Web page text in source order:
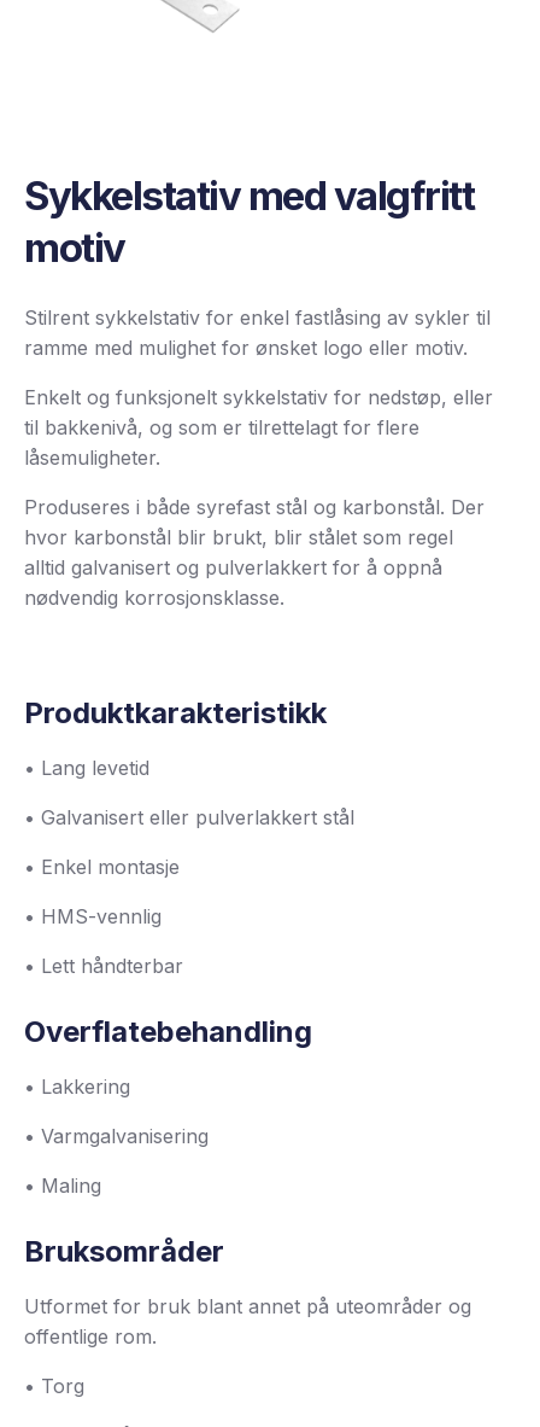
Sykkelstativ med valgfritt
motiv
Stilrent sykkelstativ for enkel fastlåsing av sykler til
ramme med mulighet for ønsket logo eller motiv.
Enkelt og funksjonelt sykkelstativ for nedstøp, eller
til bakkenivå, og som er tilrettelagt for flere
låsemuligheter.
Produseres i både syrefast stål og karbonstål. Der
hvor karbonstål blir brukt, blir stålet som regel
alltid galvanisert og pulverlakkert for å oppnå
nødvendig korrosjonsklasse.
Produktkarakteristikk
• Lang levetid
• Galvanisert eller pulverlakkert stål
• Enkel montasje
• HMS-vennlig
• Lett håndterbar
Overflatebehandling
• Lakkering
• Varmgalvanisering
• Maling
Bruksområder
Utformet for bruk blant annet på uteområder og
offentlige rom.
• Torg